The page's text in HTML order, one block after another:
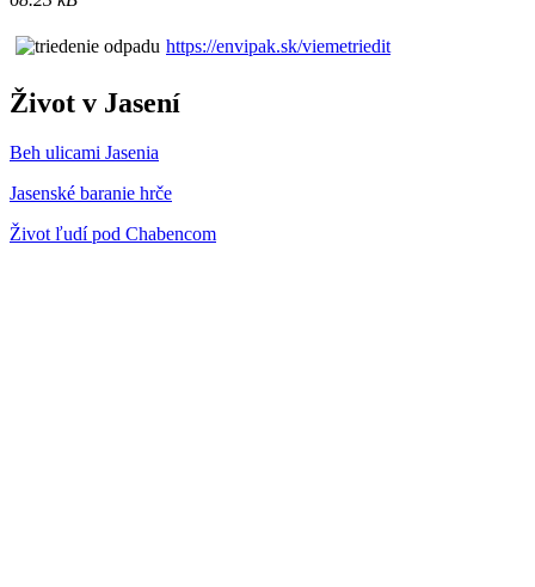
https://envipak.sk/viemetriedit
Život v Jasení
Beh ulicami Jasenia
Jasenské baranie hrče
Život ľudí pod Chabencom